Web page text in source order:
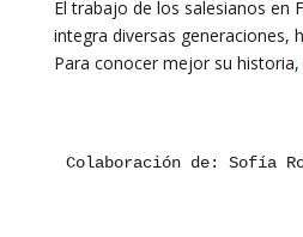
El trabajo de los salesianos en
integra diversas generaciones,
Para conocer mejor su historia,
Colaboración de: Sofía